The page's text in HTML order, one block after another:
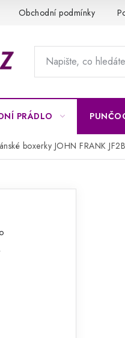
Obchodní podmínky
PRÁDLO
boxerky JOHN FRANK